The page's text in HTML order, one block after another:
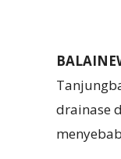
drainase